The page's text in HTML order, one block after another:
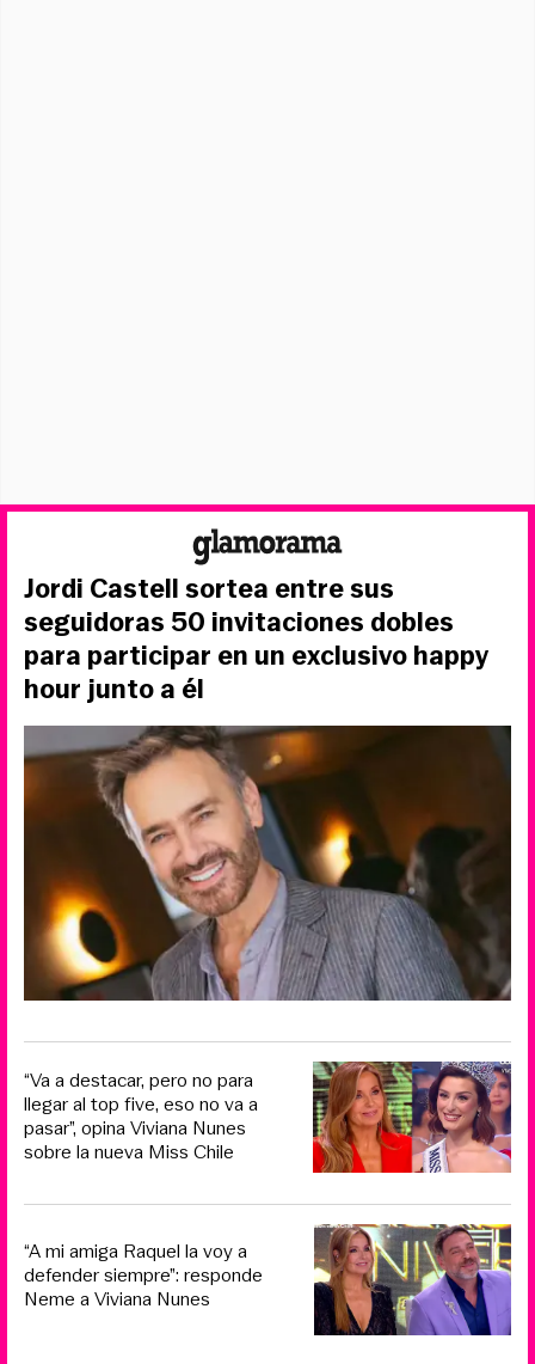
Jordi Castell sortea entre sus
seguidoras 50 invitaciones dobles
para participar en un exclusivo happy
hour junto a él
“Va a destacar, pero no para
llegar al top five, eso no va a
pasar”, opina Viviana Nunes
sobre la nueva Miss Chile
“A mi amiga Raquel la voy a
defender siempre”: responde
Neme a Viviana Nunes